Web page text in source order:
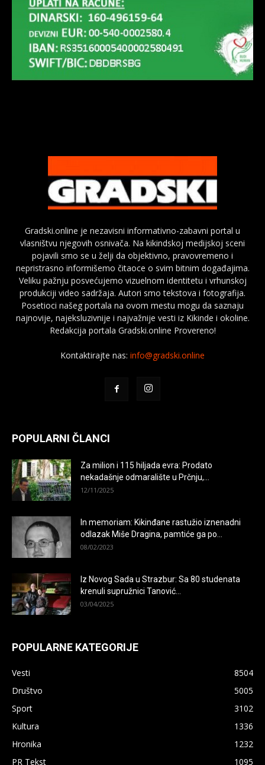
Gradski.online je nezavisni informativno-zabavni portal u
vlasništvu njegovih osnivača. Na kikindskoj medijskoj sceni
pojavili smo se u želji da objektivno, pravovremeno i
nepristrasno informišemo čitaoce o svim bitnim događajima.
Veliku pažnju posvećujemo vizuelnom identitetu i vrhunskoj
produkciji video sadržaja. Autori smo tekstova i fotografija.
Posetioci našeg portala na ovom mestu mogu da saznaju
najnovije, najeksluzivnije i najvažnije vesti iz Kikinde i okoline.
Redakcija portala Gradski.online Provereno!
Kontaktirajte nas: info@gradski.online
POPULARNI ČLANCI
Za milion i 115 hiljada evra: Prodato
nekadašnje odmaralište u Prčnju,...
12/11/2025
In memoriam: Kikinđane rastužio iznenadni
odlazak Miše Dragina, pamtiće ga po...
08/02/2023
Iz Novog Sada u Strazbur: Sa 80 studenata
krenuli supružnici Tanović...
03/04/2025
POPULARNE KATEGORIJE
Vesti
8504
Društvo
5005
Sport
3102
Kultura
1336
Hronika
1232
PR Tekst
1095